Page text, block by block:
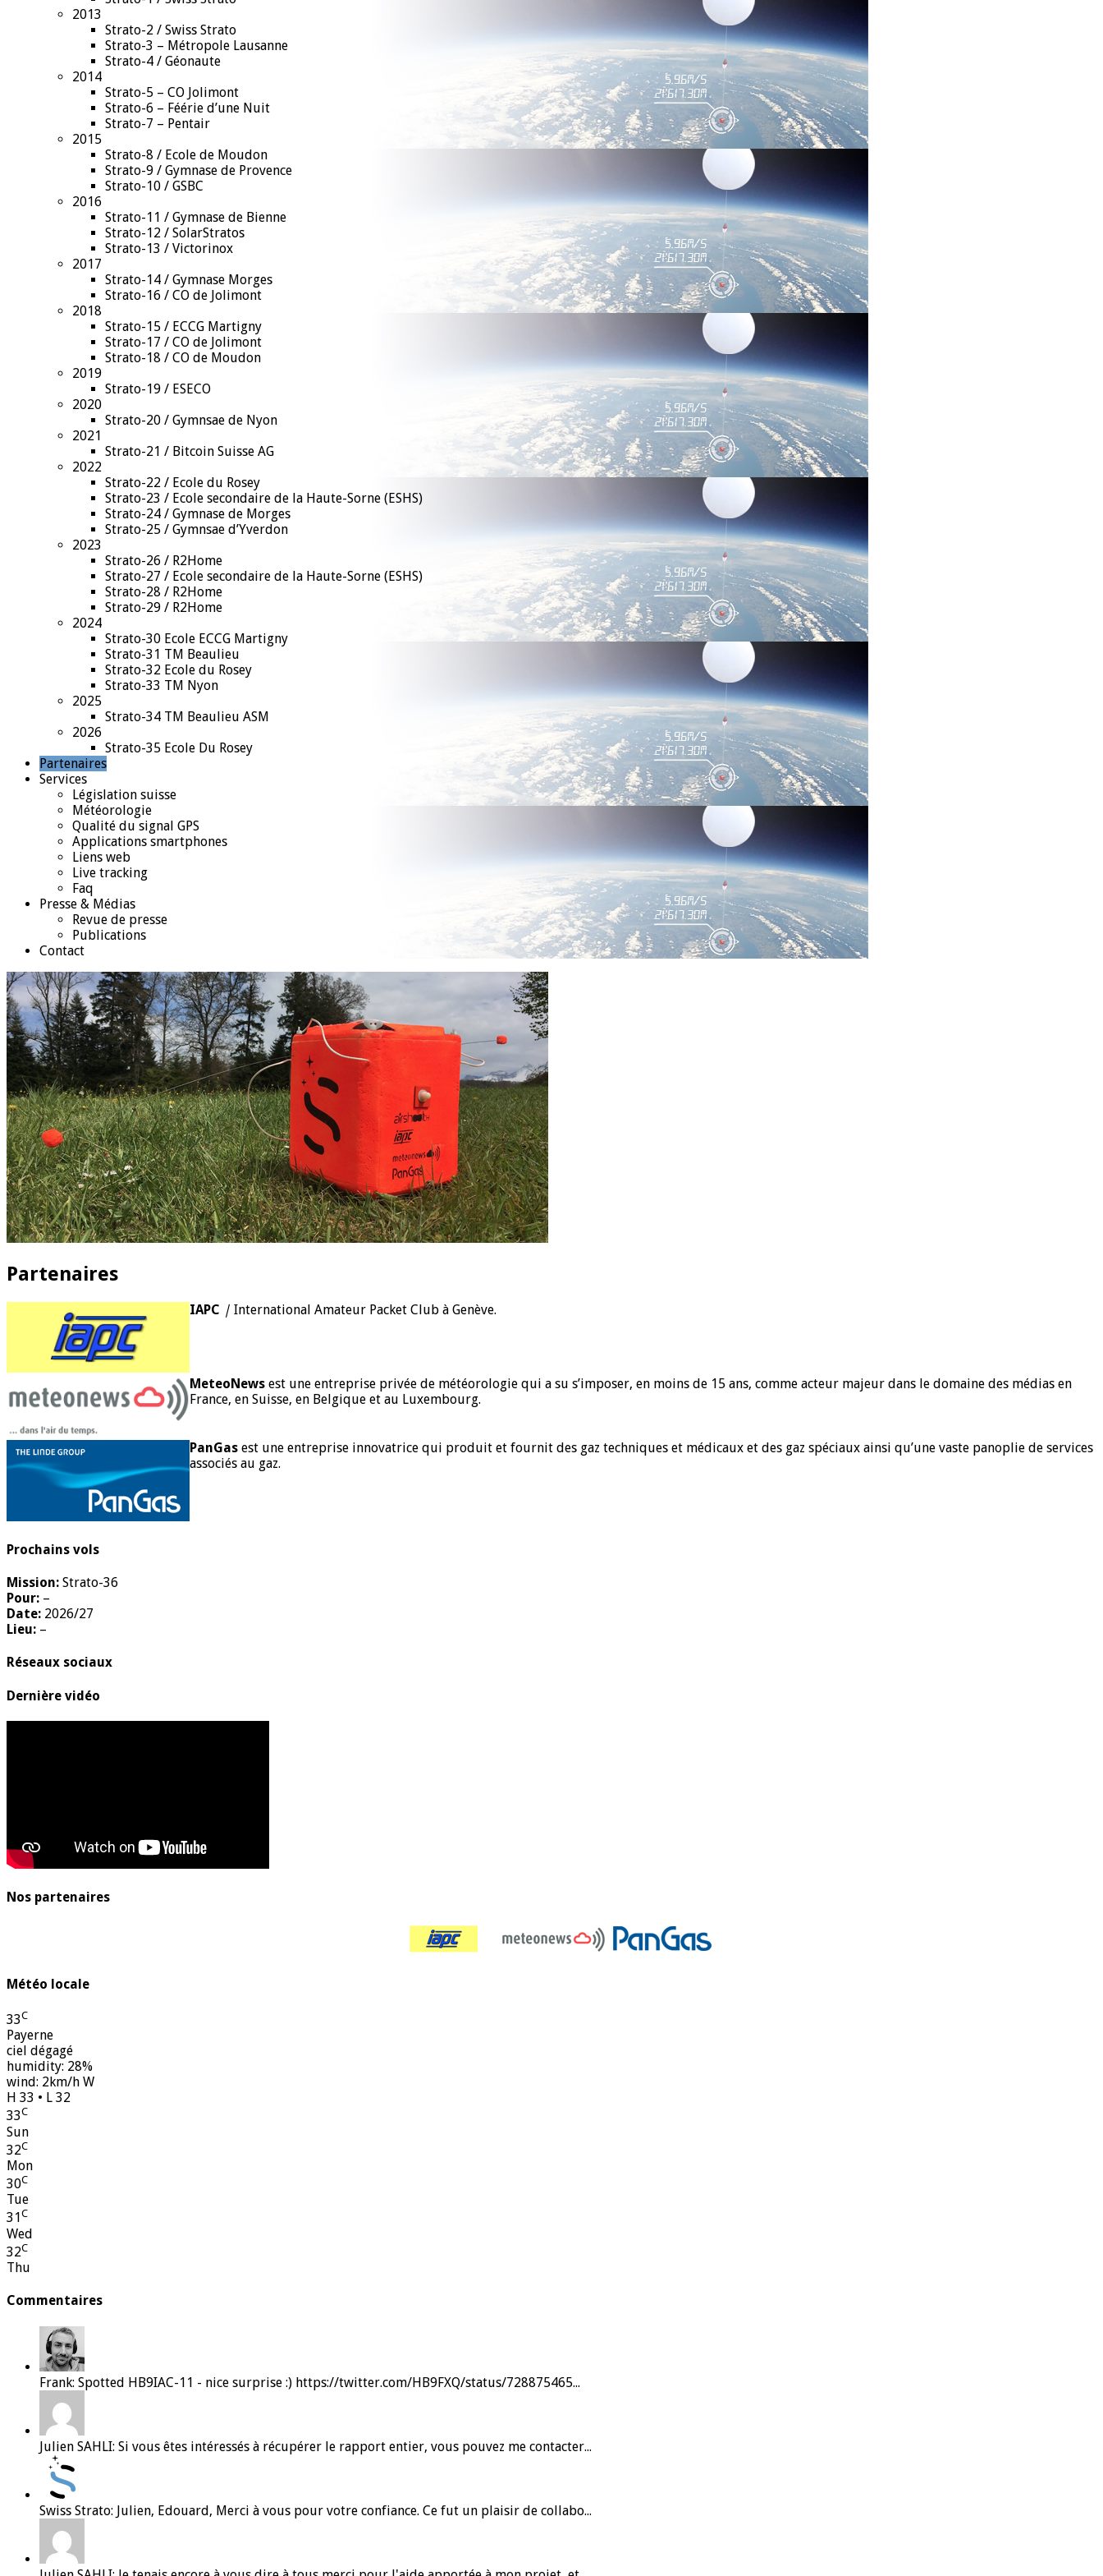
2013
Strato-2 / Swiss Strato
Strato-3 – Métropole Lausanne
Strato-4 / Géonaute
2014
Strato-5 – CO Jolimont
Strato-6 – Féérie d’une Nuit
Strato-7 – Pentair
2015
Strato-8 / Ecole de Moudon
Strato-9 / Gymnase de Provence
Strato-10 / GSBC
2016
Strato-11 / Gymnase de Bienne
Strato-12 / SolarStratos
Strato-13 / Victorinox
2017
Strato-14 / Gymnase Morges
Strato-16 / CO de Jolimont
2018
Strato-15 / ECCG Martigny
Strato-17 / CO de Jolimont
Strato-18 / CO de Moudon
2019
Strato-19 / ESECO
2020
Strato-20 / Gymnsae de Nyon
2021
Strato-21 / Bitcoin Suisse AG
2022
Strato-22 / Ecole du Rosey
Strato-23 / Ecole secondaire de la Haute-Sorne (ESHS)
Strato-24 / Gymnase de Morges
Strato-25 / Gymnsae d’Yverdon
2023
Strato-26 / R2Home
Strato-27 / Ecole secondaire de la Haute-Sorne (ESHS)
Strato-28 / R2Home
Strato-29 / R2Home
2024
Strato-30 Ecole ECCG Martigny
Strato-31 TM Beaulieu
Strato-32 Ecole du Rosey
Strato-33 TM Nyon
2025
Strato-34 TM Beaulieu ASM
2026
Strato-35 Ecole Du Rosey
Partenaires
Services
Législation suisse
Météorologie
Qualité du signal GPS
Applications smartphones
Liens web
Live tracking
Faq
Presse & Médias
Revue de presse
Publications
Contact
Partenaires
IAPC | International Amateur Packet Club à Genève.
MeteoNews est une entreprise privée de météorologie qui a su s’imposer, en moins de 15 ans, comme acteur majeur dans le domaine des médias en
France, en Suisse, en Belgique et au Luxembourg.
PanGas est une entreprise innovatrice qui produit et fournit des gaz techniques et médicaux et des gaz spéciaux ainsi qu’une vaste panoplie de services
associés au gaz.
Prochains vols
Mission: Strato-36
Pour: –
Date: 2026/27
Lieu: –
Réseaux sociaux
Dernière vidéo
Nos partenaires
Météo locale
33C
Payerne
ciel dégagé
humidity: 28%
wind: 2km/h W
H 33 • L 32
33C
Sun
32C
Mon
30C
Tue
31 C
Wed
32C
Thu
Commentaires
Frank: Spotted HB9IAC-11 - nice surprise :) https://twitter.com/HB9FXQ/status/728875465...
Julien SAHLI: Si vous êtes intéressés à récupérer le rapport entier, vous pouvez me contacter...
Swiss Strato: Julien, Edouard, Merci à vous pour votre confiance. Ce fut un plaisir de collabo...